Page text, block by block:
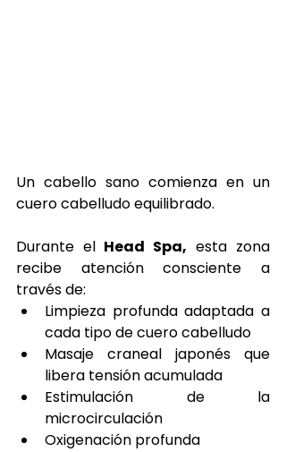
Un cabello sano comienza en un
cuero cabelludo equilibrado.
Durante el Head Spa, esta zona
recibe atención consciente a
través de:
Limpieza profunda adaptada a
cada tipo de cuero cabelludo
Masaje craneal japonés que
libera tensión acumulada
Estimulación de la
microcirculación
Oxigenación profunda